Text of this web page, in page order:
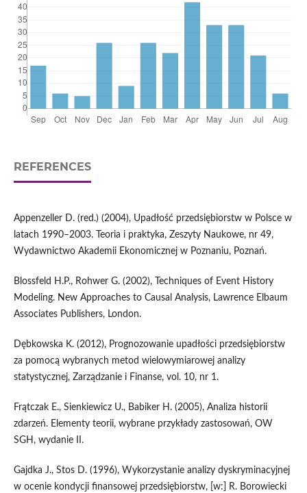
REFERENCES
Appenzeller D. (red.) (2004), Upadłość przedsiębiorstw w Polsce w
latach 1990–2003. Teoria i praktyka, Zeszyty Naukowe, nr 49,
Wydawnictwo Akademii Ekonomicznej w Poznaniu, Poznań.
Blossfeld H.P., Rohwer G. (2002), Techniques of Event History
Modeling. New Approaches to Causal Analysis, Lawrence Elbaum
Associates Publishers, London.
Dębkowska K. (2012), Prognozowanie upadłości przedsiębiorstw
za pomocą wybranych metod wielowymiarowej analizy
statystycznej, Zarządzanie i Finanse, vol. 10, nr 1.
Frątczak E., Sienkiewicz U., Babiker H. (2005), Analiza historii
zdarzeń. Elementy teorii, wybrane przykłady zastosowań, OW
SGH, wydanie II.
Gajdka J., Stos D. (1996), Wykorzystanie analizy dyskryminacyjnej
w ocenie kondycji finansowej przedsiębiorstw, [w:] R. Borowiecki